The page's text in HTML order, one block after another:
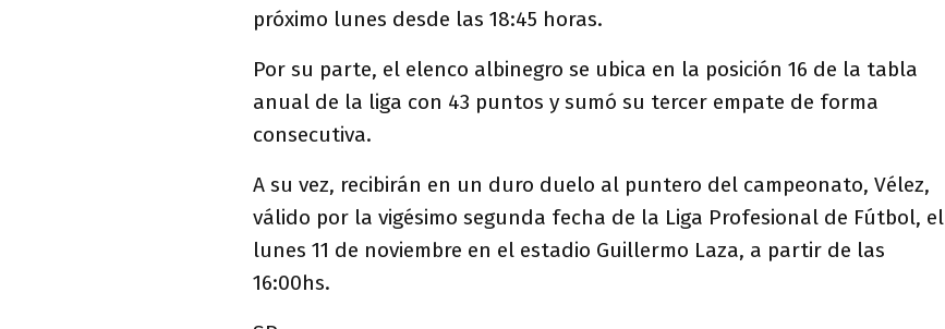
próximo lunes desde las 18:45 horas.
Por su parte, el elenco albinegro se ubica en la posición 16 de la tabla
anual de la liga con 43 puntos y sumó su tercer empate de forma
consecutiva.
A su vez, recibirán en un duro duelo al puntero del campeonato, Vélez,
válido por la vigésimo segunda fecha de la Liga Profesional de Fútbol, el
lunes 11 de noviembre en el estadio Guillermo Laza, a partir de las
16:00hs.